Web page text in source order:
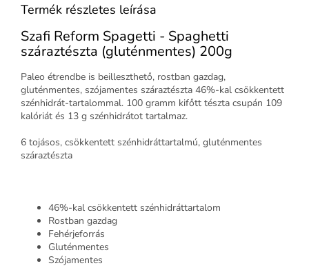
Termék részletes leírása
Szafi Reform Spagetti - Spaghetti
száraztészta (gluténmentes) 200g
Paleo étrendbe is beilleszthető, rostban gazdag,
gluténmentes, szójamentes száraztészta 46%-kal csökkentett
szénhidrát-tartalommal. 100 gramm kifőtt tészta csupán 109
kalóriát és 13 g szénhidrátot tartalmaz.
6 tojásos, csökkentett szénhidráttartalmú, gluténmentes
száraztészta
46%-kal csökkentett szénhidráttartalom
Rostban gazdag
Fehérjeforrás
Gluténmentes
Szójamentes